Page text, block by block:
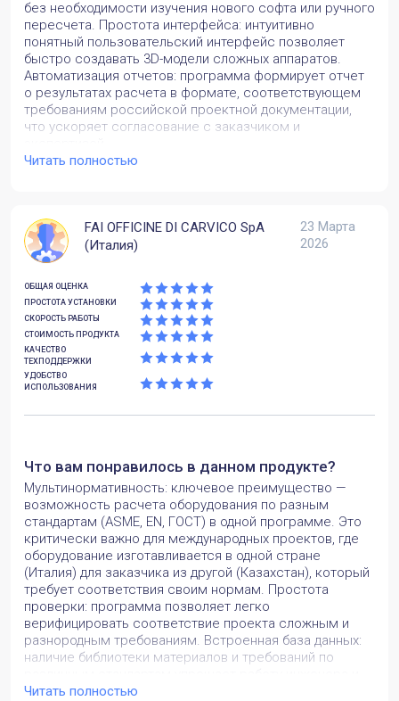
без необходимости изучения нового софта или ручного
пересчета. Простота интерфейса: интуитивно
понятный пользовательский интерфейс позволяет
быстро создавать 3D-модели сложных аппаратов.
Автоматизация отчетов: программа формирует отчет
о результатах расчета в формате, соответствующем
требованиям российской проектной документации,
что ускоряет согласование с заказчиком и
давлением (испаритель CO₂, скруббер, осушитель,
сепаратор NH₃ и др.) для установки по утилизации CO₂
в г. Тула (РФ). Выполнение расчетов и проектирование
по российским стандартам: ГОСТ 34347-2017 (общие
требования к сосудам) и ГОСТ 34233-2017 (нормы
расчета на прочность), несмотря на то, что обычно
компания проектирует по европейскому стандарту EN
13445-3. Подготовка проектной документации,
соответствующей российским требованиям для
прохождения экспертизы. Источник:
Читать полностью
FAI OFFICINE DI CARVICO SpA
(Италия)
23 Марта
2026
ОБЩАЯ ОЦЕНКА
ПРОСТОТА УСТАНОВКИ
СКОРОСТЬ РАБОТЫ
СТОИМОСТЬ ПРОДУКТА
КАЧЕСТВО
ТЕХПОДДЕРЖКИ
УДОБСТВО
ИСПОЛЬЗОВАНИЯ
Что вам понравилось в данном продукте?
Мультинормативность: ключевое преимущество —
возможность расчета оборудования по разным
стандартам (ASME, EN, ГОСТ) в одной программе. Это
критически важно для международных проектов, где
оборудование изготавливается в одной стране
(Италия) для заказчика из другой (Казахстан), который
требует соответствия своим нормам. Простота
проверки: программа позволяет легко
верифицировать соответствие проекта сложным и
разнородным требованиям. Встроенная база данных:
наличие библиотеки материалов и требований по
снижает риск ошибок. Успешное прохождение
Читать полностью